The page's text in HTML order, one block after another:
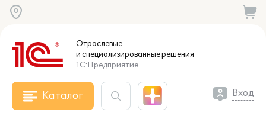
Отраслевые
и специализированныерешения
1С:Предприятие
Каталог Вход